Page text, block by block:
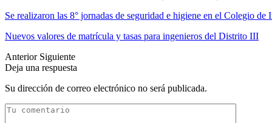
Se realizaron las 8° jornadas de seguridad e higiene en el Colegio de
Nuevos valores de matrícula y tasas para ingenieros del Distrito III
Anterior Siguiente
Deja una respuesta
Su dirección de correo electrónico no será publicada.